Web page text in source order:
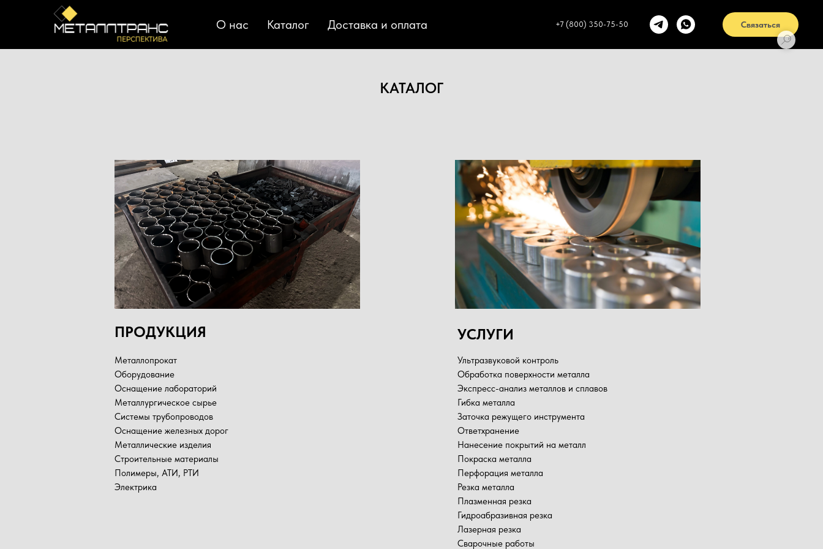
О нас Каталог Доставка и оплата +7 (800) 350-75-50 Связаться
КАТАЛОГ
Металлопрокат
Оборудование
Оснащение лабораторий
Металлургическое сырье
Системы трубопроводов
Оснащение железных дорог
Металлические изделия
Строительные материалы
Полимеры, АТИ, РТИ
Электрика
ПРОДУКЦИЯ УСЛУГИ
Ультразвуковой контроль
Обработка поверхности металла
Экспресс-анализ металлов и сплавов
Гибка металла
Заточка режущего инструмента
Ответхранение
Нанесение покрытий на металл
Покраска металла
Перфорация металла
Резка металла
Плазменная резка
Гидроабразивная резка
Лазерная резка
Сварочные работы